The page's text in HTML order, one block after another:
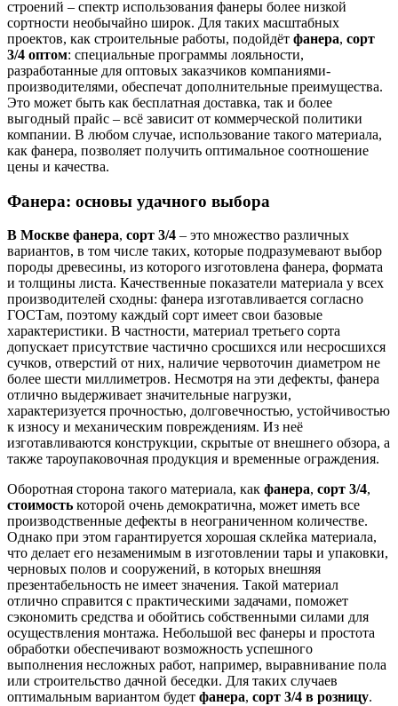
строений – спектр использования фанеры более низкой
сортности необычайно широк. Для таких масштабных
проектов, как строительные работы, подойдёт фанера, сорт
3/4 оптом: специальные программы лояльности,
разработанные для оптовых заказчиков компаниями-
производителями, обеспечат дополнительные преимущества.
Это может быть как бесплатная доставка, так и более
выгодный прайс – всё зависит от коммерческой политики
компании. В любом случае, использование такого материала,
как фанера, позволяет получить оптимальное соотношение
цены и качества.
Фанера: основы удачного выбора
В Москве фанера, сорт 3/4 – это множество различных
вариантов, в том числе таких, которые подразумевают выбор
породы древесины, из которого изготовлена фанера, формата
и толщины листа. Качественные показатели материала у всех
производителей сходны: фанера изготавливается согласно
ГОСТам, поэтому каждый сорт имеет свои базовые
характеристики. В частности, материал третьего сорта
допускает присутствие частично сросшихся или несросшихся
сучков, отверстий от них, наличие червоточин диаметром не
более шести миллиметров. Несмотря на эти дефекты, фанера
отлично выдерживает значительные нагрузки,
характеризуется прочностью, долговечностью, устойчивостью
к износу и механическим повреждениям. Из неё
изготавливаются конструкции, скрытые от внешнего обзора, а
также тароупаковочная продукция и временные ограждения.
Оборотная сторона такого материала, как фанера, сорт 3/4,
стоимость которой очень демократична, может иметь все
производственные дефекты в неограниченном количестве.
Однако при этом гарантируется хорошая склейка материала,
что делает его незаменимым в изготовлении тары и упаковки,
черновых полов и сооружений, в которых внешняя
презентабельность не имеет значения. Такой материал
отлично справится с практическими задачами, поможет
сэкономить средства и обойтись собственными силами для
осуществления монтажа. Небольшой вес фанеры и простота
обработки обеспечивают возможность успешного
выполнения несложных работ, например, выравнивание пола
или строительство дачной беседки. Для таких случаев
оптимальным вариантом будет фанера, сорт 3/4 в розницу.